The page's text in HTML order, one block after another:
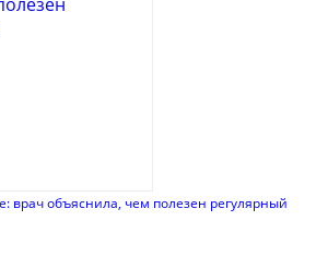
врач объяснила, чем полезен регулярный